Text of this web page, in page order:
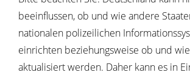
beeinflussen, ob und wie andere
nationalen polizeilichen
einrichten beziehungsweise ob und
aktualisiert werden. Daher kann es in